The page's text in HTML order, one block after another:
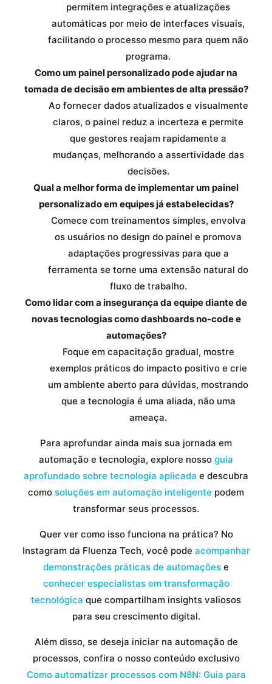
permitem integrações e atualizações
automáticas por meio de interfaces visuais,
facilitando o processo mesmo para quem não
programa.
Como um painel personalizado pode ajudar na
tomada de decisão em ambientes de alta pressão?
Ao fornecer dados atualizados e visualmente
claros, o painel reduz a incerteza e permite
que gestores reajam rapidamente a
mudanças, melhorando a assertividade das
decisões.
Qual a melhor forma de implementar um painel
personalizado em equipes já estabelecidas?
Comece com treinamentos simples, envolva
os usuários no design do painel e promova
adaptações progressivas para que a
ferramenta se torne uma extensão natural do
fluxo de trabalho.
Como lidar com a insegurança da equipe diante de
novas tecnologias como dashboards no-code e
automações?
Foque em capacitação gradual, mostre
exemplos práticos do impacto positivo e crie
um ambiente aberto para dúvidas, mostrando
que a tecnologia é uma aliada, não uma
ameaça.
Para aprofundar ainda mais sua jornada em
automação e tecnologia, explore nosso guia
aprofundado sobre tecnologia aplicada e descubra
como soluções em automação inteligente podem
transformar seus processos.
Quer ver como isso funciona na prática? No
Instagram da Fluenza Tech, você pode acompanhar
demonstrações práticas de automações e
conhecer especialistas em transformação
tecnológica que compartilham insights valiosos
para seu crescimento digital.
Além disso, se deseja iniciar na automação de
processos, confira o nosso conteúdo exclusivo
Como automatizar processos com N8N: Guia para